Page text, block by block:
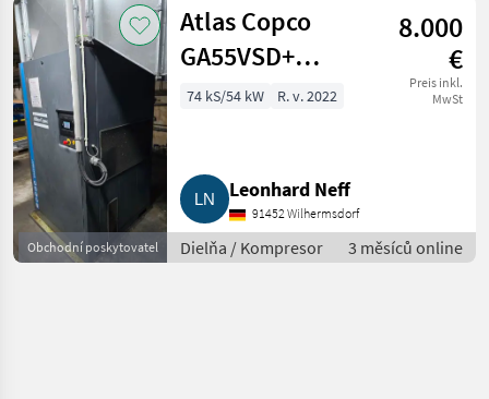
Atlas
Copco
Obchodní poskytovatel
Atlas Copco
GA55VSD+
Premium
8.000
€
Preis inkl.
MwSt
74 kS/54 kW R. v. 2022
Leonhard Neff
91452 Wilhermsdorf
Dielňa / Kompresor 3 měsíců online